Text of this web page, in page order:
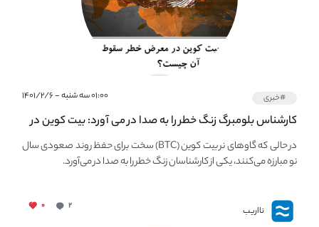
#خبری ۰۱:۰۰ سه شنبه - ۱۴۰۱/۲/۶
کارشناس بلومبرگ زنگ خطر را به صدا در می آورد: بیت کوین در
معرض خطر سقوط بزرگ است - دلیل آن چیست؟در حالی که گاوهای نر بیت کوین (BTC) سخت برای حفظ روند صعودی سال
نو مبارزه می‌کنند، یکی از کارشناسان زنگ خطر را به صدا در می‌آورد.
نااریب ۲ ۰